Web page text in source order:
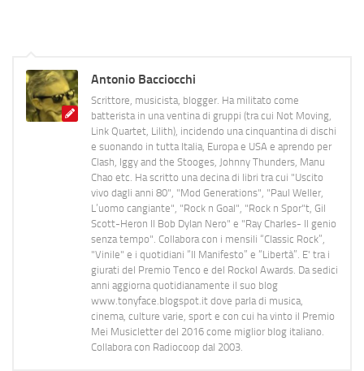
Antonio Bacciocchi
Scrittore, musicista, blogger. Ha militato come
batterista in una ventina di gruppi (tra cui Not Moving,
Link Quartet, Lilith), incidendo una cinquantina di dischi
e suonando in tutta Italia, Europa e USA e aprendo per
Clash, Iggy and the Stooges, Johnny Thunders, Manu
Chao etc. Ha scritto una decina di libri tra cui "Uscito
vivo dagli anni 80", "Mod Generations", "Paul Weller,
L’uomo cangiante", "Rock n Goal", "Rock n Spor"t, Gil
Scott-Heron Il Bob Dylan Nero" e "Ray Charles- Il genio
senza tempo". Collabora con i mensili “Classic Rock”,
"Vinile" e i quotidiani “Il Manifesto” e “Libertà”. E' tra i
giurati del Premio Tenco e del Rockol Awards. Da sedici
anni aggiorna quotidianamente il suo blog
www.tonyface.blogspot.it dove parla di musica,
cinema, culture varie, sport e con cui ha vinto il Premio
Mei Musicletter del 2016 come miglior blog italiano.
Collabora con Radiocoop dal 2003.